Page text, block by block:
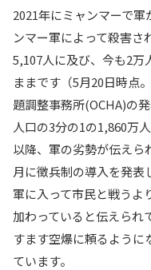
2021年にミャンマーで
ンマー軍によって殺害さ
5,107人に及び、今も2万
ままです（5月20日時点
題調整事務所(OCHA)の
人口の3分の1の1,860万
以降、軍の劣勢が伝えら
月に徴兵制の導入を発表
軍に入って市民と戦うよ
加わっていると伝えられ
すます空爆に頼るように
ています。